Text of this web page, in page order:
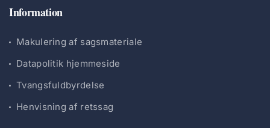
Information
Makulering af sagsmateriale
Datapolitik hjemmeside
Tvangsfuldbyrdelse
Henvisning af retssag